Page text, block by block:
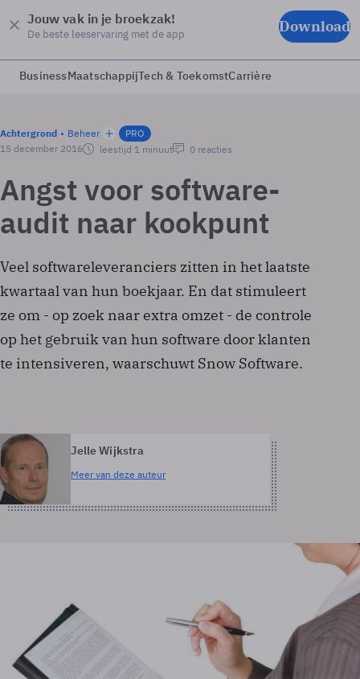
Jouw vak in je broekzak!
De beste leeservaring met de app Download
BusinessMaatschappijTech & ToekomstCarrière
Achtergrond Beheer
PRO
15 december 2016
leestijd 1 minuut 0 reacties
Angst voor software-
audit naar kookpunt
Veel softwareleveranciers zitten in het laatste
kwartaal van hun boekjaar. En dat stimuleert
ze om - op zoek naar extra omzet - de controle
op het gebruik van hun software door klanten
te intensiveren, waarschuwt Snow Software.
Jelle Wijkstra
Meer van deze auteur